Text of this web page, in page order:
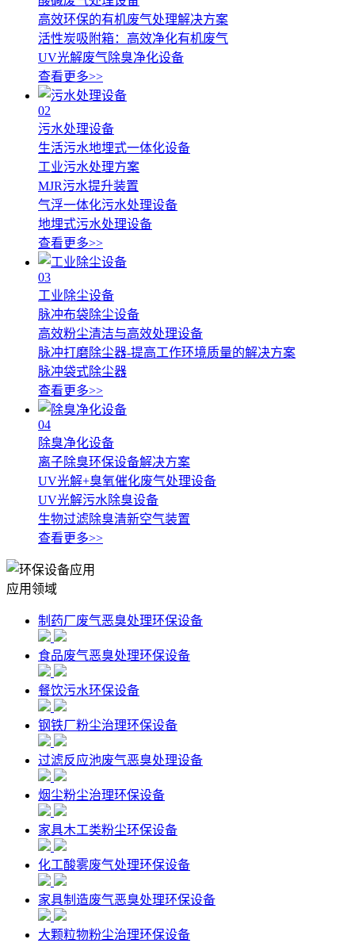
高效环保的有机废气处理解决方案
活性炭吸附箱：高效净化有机废气
UV光解废气除臭净化设备
查看更多>>
02
污水处理设备
生活污水地埋式一体化设备
工业污水处理方案
MJR污水提升装置
气浮一体化污水处理设备
地埋式污水处理设备
查看更多>>
03
工业除尘设备
脉冲布袋除尘设备
高效粉尘清洁与高效处理设备
脉冲打磨除尘器-提高工作环境质量的解决方案
脉冲袋式除尘器
查看更多>>
04
除臭净化设备
离子除臭环保设备解决方案
UV光解+臭氧催化废气处理设备
UV光解污水除臭设备
生物过滤除臭清新空气装置
查看更多>>
应用领域
制药厂废气恶臭处理环保设备
食品废气恶臭处理环保设备
餐饮污水环保设备
钢铁厂粉尘治理环保设备
过滤反应池废气恶臭处理设备
烟尘粉尘治理环保设备
家具木工类粉尘环保设备
化工酸雾废气处理环保设备
家具制造废气恶臭处理环保设备
大颗粒物粉尘治理环保设备